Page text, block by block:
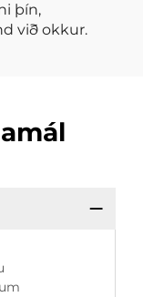
þín,
við okkur.